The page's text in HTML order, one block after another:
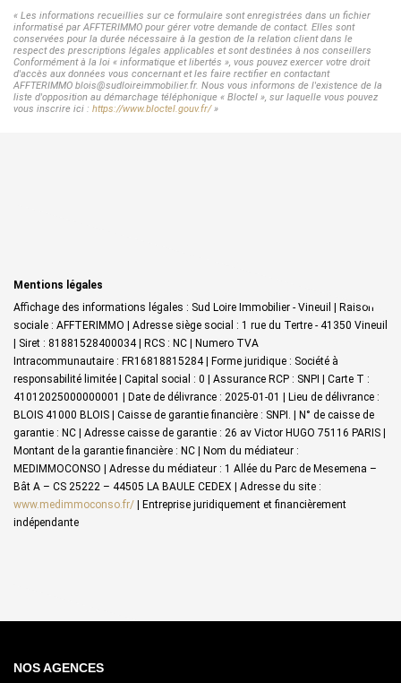
« Les informations recueillies sur ce formulaire sont enregistrées dans un fichier
informatisé par AFFTERIMMO pour gérer votre demande de contact. Elles sont
conservées pour la durée nécessaire à la gestion de la relation client dans le
respect des prescriptions légales applicables et sont destinées à nos conseillers
Conformément à la loi « informatique et libertés », vous pouvez exercer votre droit
d'accès aux données vous concernant et les faire rectifier en contactant
AFFTERIMMO blois@sudloireimmobilier.fr. Nous vous informons de l'existence de la
liste d'opposition au démarchage téléphonique « Bloctel », sur laquelle vous pouvez
vous inscrire ici : https://www.bloctel.gouv.fr/»
Mentions légales
Affichage des informations légales : Sud Loire Immobilier - Vineuil | Raison
sociale : AFFTERIMMO | Adresse siège social : 1 rue du Tertre - 41350 Vineuil
| Siret : 81881528400034 | RCS : NC | Numero TVA
Intracommunautaire : FR16818815284 | Forme juridique : Société à
responsabilité limitée | Capital social : 0 | Assurance RCP : SNPI | Carte T :
41012025000000001 | Date de délivrance : 2025-01-01 | Lieu de délivrance :
BLOIS 41000 BLOIS | Caisse de garantie financière : SNPI. | N° de caisse de
garantie : NC | Adresse caisse de garantie : 26 av Victor HUGO 75116 PARIS |
Montant de la garantie financière : NC | Nom du médiateur :
MEDIMMOCONSO | Adresse du médiateur : 1 Allée du Parc de Mesemena –
Bât A – CS 25222 – 44505 LA BAULE CEDEX | Adresse du site :
www.medimmoconso.fr/ | Entreprise juridiquement et financièrement
indépendante
NOS AGENCES